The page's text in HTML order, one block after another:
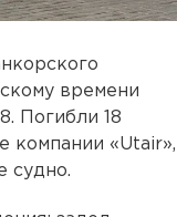
времени
Погибли 18
компании «Utair»,
судно.